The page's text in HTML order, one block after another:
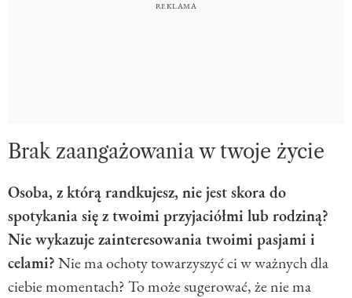
Brak zaangażowania w twoje życie
Osoba, z którą randkujesz, nie jest skora do
spotykania się z twoimi przyjaciółmi lub rodziną?
Nie wykazuje zainteresowania twoimi pasjami i
celami?Nie ma ochoty towarzyszyć ci w ważnych dla
ciebie momentach? To może sugerować, że nie ma